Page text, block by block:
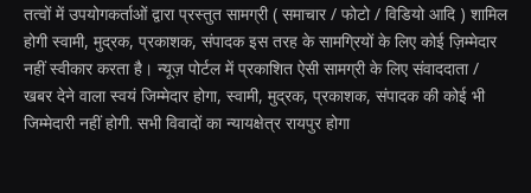
तत्वों में उपयोगकर्ताओं द्वारा प्रस्तुत सामग्री ( समाचार / फोटो / विडियो आदि ) शामिल
होगी स्वामी, मुद्रक, प्रकाशक, संपादक इस तरह के सामग्रियों के लिए कोई ज़िम्मेदार
नहीं स्वीकार करता है। न्यूज़ पोर्टल में प्रकाशित ऐसी सामग्री के लिए संवाददाता /
खबर देने वाला स्वयं जिम्मेदार होगा, स्वामी, मुद्रक, प्रकाशक, संपादक की कोई भी
जिम्मेदारी नहीं होगी. सभी विवादों का न्यायक्षेत्र रायपुर होगा